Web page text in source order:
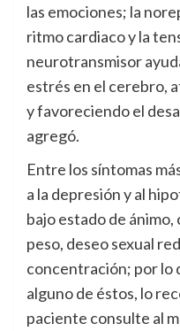
las emociones; la
ritmo cardiaco y la
neurotransmisor
estrés en el cerebro,
y favoreciendo el
agregó.
Entre los síntomas
a la depresión y al
bajo estado de ánimo,
peso, deseo sexual
concentración; por lo
alguno de éstos, lo
paciente consulte al